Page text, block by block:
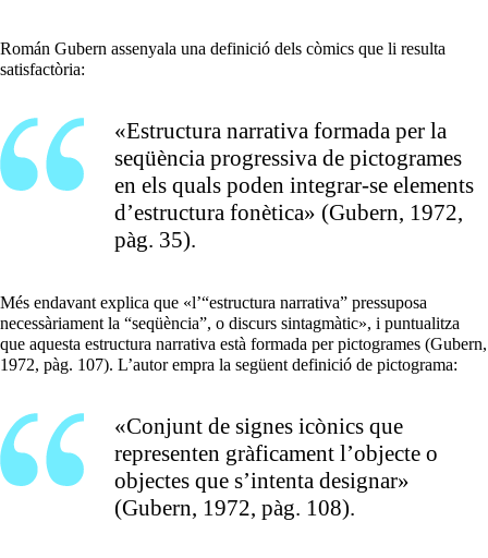
Román Gubern assenyala una definició dels còmics que li resulta
satisfactòria:
«Estructura narrativa formada per la
seqüència progressiva de pictogrames
en els quals poden integrar-se elements
d’estructura fonètica» (Gubern, 1972,
pàg. 35).
Més endavant explica que «l’“estructura narrativa” pressuposa
necessàriament la “seqüència”, o discurs sintagmàtic», i puntualitza
que aquesta estructura narrativa està formada per pictogrames (Gubern,
1972, pàg. 107). L’autor empra la següent definició de pictograma:
«Conjunt de signes icònics que
representen gràficament l’objecte o
objectes que s’intenta designar»
(Gubern, 1972, pàg. 108).